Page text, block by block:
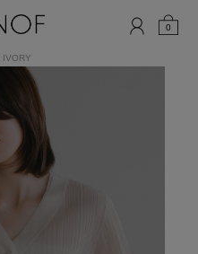
0
IVORY